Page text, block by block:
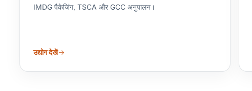
IMDG पैकेजिंग, TSCA और GCC अनुपालन।
उद्योग देखें